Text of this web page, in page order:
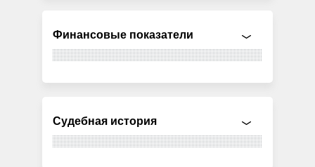
Финансовые показатели
Судебная история